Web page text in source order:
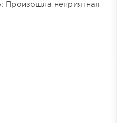
Произошла неприятная